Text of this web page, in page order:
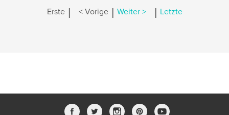
Erste | < Vorige | Weiter > | Letzte